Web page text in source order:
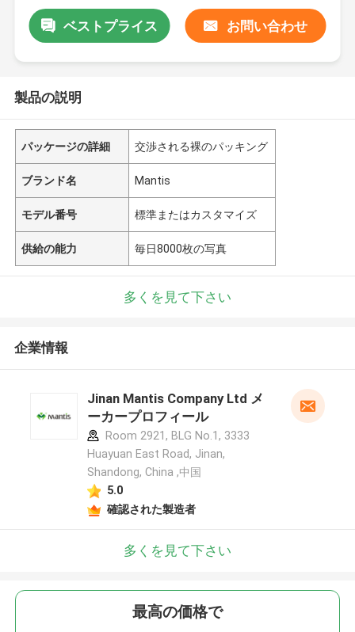
ベストプライス お問い合わせ
製品の説明
パッケージの詳細 交渉される裸のパッキング
ブランド名 Mantis
モデル番号 標準またはカスタマイズ
供給の能力 毎日8000枚の写真
多くを見て下さい
企業情報
Jinan Mantis Company Ltd メ
ーカープロフィール
Room 2921, BLG No.1, 3333
Huayuan East Road, Jinan,
Shandong, China ,中国
5.0
確認された製造者
多くを見て下さい
最高の価格で